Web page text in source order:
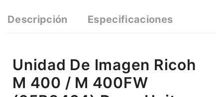
Descripción Especificaciones
Unidad De Imagen Ricoh
M 400 / M 400FW